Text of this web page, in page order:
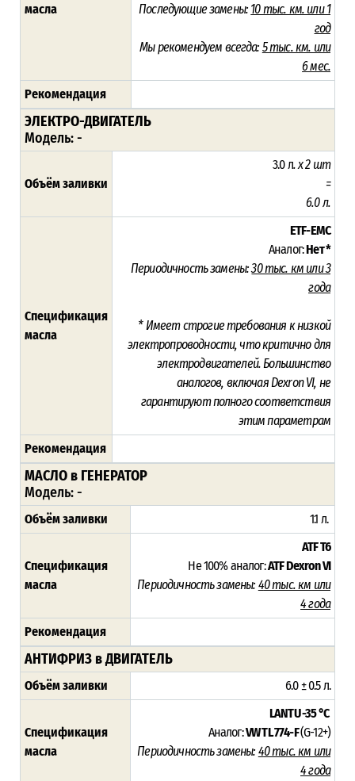
масла
Последующие замены: 10 тыс. км. или 1
год
Мы рекомендуем всегда: 5 тыс. км. или
6 мес.
Рекомендация
ЭЛЕКТРО-ДВИГАТЕЛЬ
Модель: -
Объём заливки
3.0 л. х 2 шт
=
6.0 л.
Спецификация
масла
ETF-EMC
Аналог:Нет *
Периодичность замены:30 тыс. км или 3
года
* Имеет строгие требования к низкой
электропроводности, что критично для
электродвигателей. Большинство
аналогов, включая Dexron VI, не
гарантируют полного соответствия
этим параметрам
Рекомендация
МАСЛО в ГЕНЕРАТОР
Модель: -
Объём заливки 1.1 л.
Спецификация
масла
ATF T6
Не 100% аналог:ATF Dexron VI
Периодичность замены: 40 тыс. км или
4 года
Рекомендация
АНТИФРИЗ в ДВИГАТЕЛЬ
Объём заливки 6.0 ± 0.5 л.
Спецификация
масла
LANTU -35 °C
Аналог:VW TL 774-F(G-12+)
Периодичность замены: 40 тыс. км или
4 года